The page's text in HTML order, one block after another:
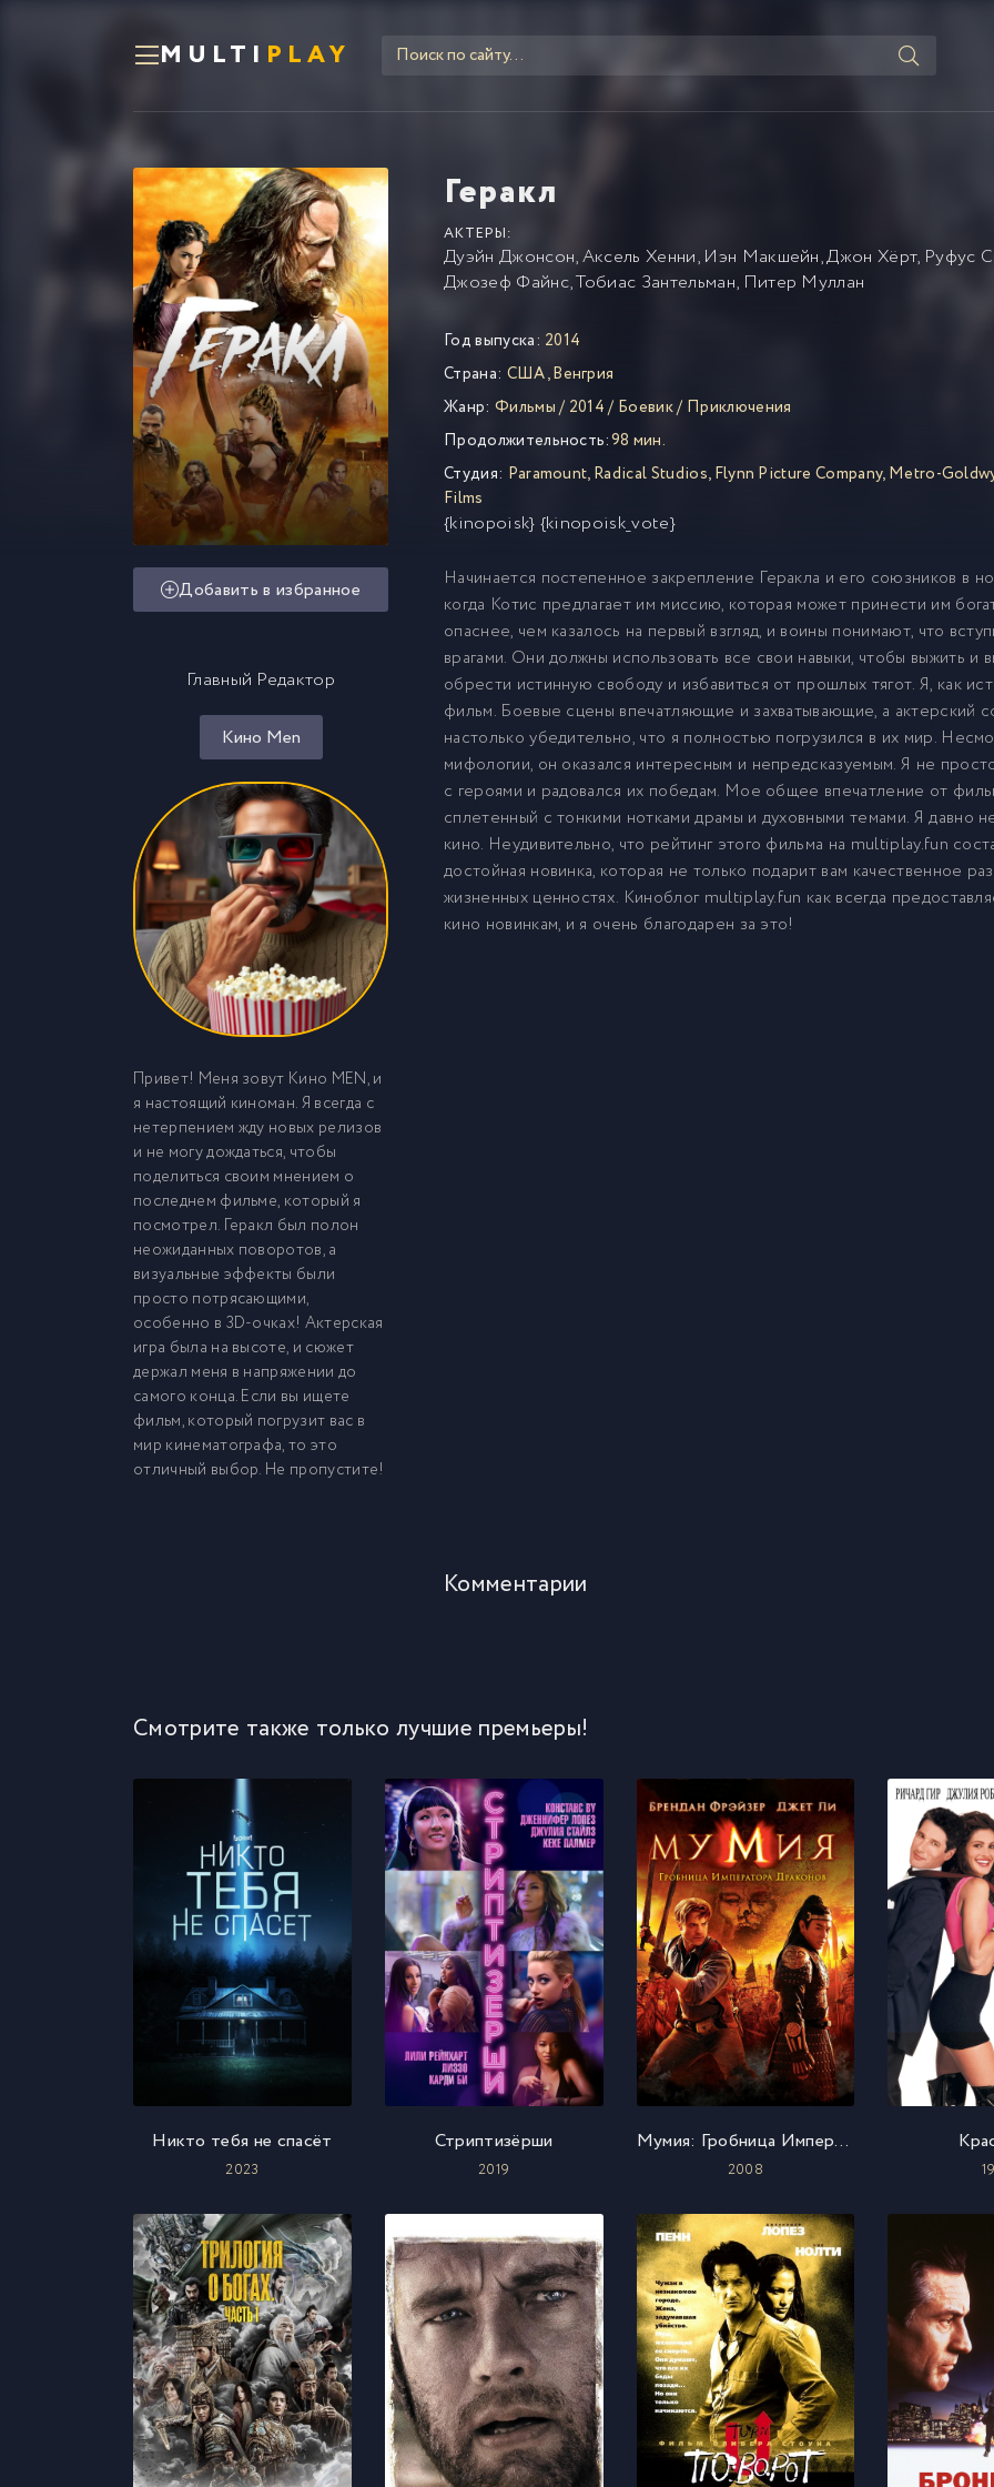
MULTI PLAY
Геракл
АКТЕРЫ:
Дуэйн Джонсон,Аксель Хенни, Иэн Макшейн,Джон Хёрт, Руфус
Джозеф Файнс,Тобиас Зантельман, Питер Муллан
Добавить в избранное
Главный Редактор
Кино Men
Привет! Меня зовут Кино MEN, и
я настоящий киноман. Я всегда с
нетерпением жду новых релизов
и не могу дождаться, чтобы
поделиться своим мнением о
последнем фильме, который я
посмотрел. Геракл был полон
неожиданных поворотов, а
визуальные эффекты были
просто потрясающими,
особенно в 3D-очках! Актерская
игра была на высоте, и сюжет
держал меня в напряжении до
самого конца. Если вы ищете
фильм, который погрузит вас в
мир кинематографа, то это
отличный выбор. Не пропустите!
Год выпуска: 2014
Страна: США,Венгрия
Жанр: Фильмы/ 2014/ Боевик/ Приключения
Продолжительность:98 мин.
Студия: Paramount,Radical Studios,Flynn Picture Company,Metro-
Films
{kinopoisk} {kinopoisk_vote}
Начинается постепенное закрепление Геракла и его союзников в
когда Котис предлагает им миссию, которая может принести им
опаснее, чем казалось на первый взгляд, и воины понимают, что
врагами. Они должны использовать все свои навыки, чтобы выжить и
обрести истинную свободу и избавиться от прошлых тягот. Я, как
фильм. Боевые сцены впечатляющие и захватывающие, а актерский
настолько убедительно, что я полностью погрузился в их мир.
мифологии, он оказался интересным и непредсказуемым. Я не
с героями и радовался их победам. Мое общее впечатление от
сплетенный с тонкими нотками драмы и духовными темами. Я давно
кино. Неудивительно, что рейтинг этого фильма на multiplay.fun
достойная новинка, которая не только подарит вам качественное
жизненных ценностях. Киноблог multiplay.fun как всегда
кино новинкам, и я очень благодарен за это!
Комментарии
Смотрите также только лучшие премьеры!
Никто тебя не спасёт
2023
Стриптизёрши
2019
Мумия: Гробница Императора Драконов
2008